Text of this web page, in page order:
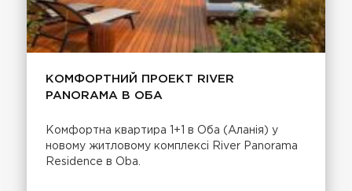
КОМФОРТНИЙ ПРОЕКТ RIVER
PANORAMA В ОБА
Комфортна квартира 1+1 в Оба (Аланія) у
новому житловому комплексі River Panorama
Residence в Oba.